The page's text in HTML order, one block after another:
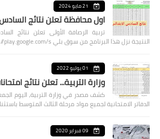
21 مايو 2024
اول محافظة تعلن نتائج السادس
تربية الرصافة الأولى تعلن نتائج
النتيجة نزل هذا البرنامج من سوق بلي https://play.google.com/s…
01 يوليو 2022
وزارة التربية... تعلن نتائج
كشف مصدر في وزارة التربية، اليوم
الدفاتر الامتحانية لجميع مواد مرحلة الثالث المتوسط
09 فبراير 2020